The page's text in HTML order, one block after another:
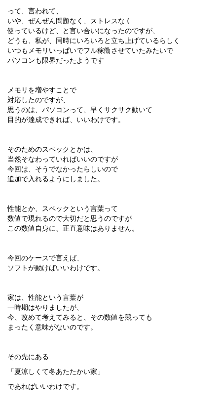
って、言われて、
いや、ぜんぜん問題なく、ストレスなく
使っているけど、と言い合いになったのですが、
どうも、私が、同時にいろいろと立ち上げているらしく
いつもメモリいっぱいでフル稼働させていたみたいで
パソコンも限界だったようです
メモリを増やすことで
対応したのですが、
思うのは、パソコンって、早くサクサク動いて
目的が達成できれば、いいわけです。
そのためのスペックとかは、
当然そなわっていればいいのですが
今回は、そうでなかったらしいので
追加で入れるようにしました。
性能とか、スペックという言葉って
数値で現れるので大切だと思うのですが
この数値自身に、正直意味はありません。
今回のケースで言えば、
ソフトが動けばいいわけです。
家は、性能という言葉が
一時期はやりましたが、
今、改めて考えてみると、その数値を競っても
まったく意味がないのです。
その先にある
「夏涼しくて冬あたたかい家」
であればいいわけです。